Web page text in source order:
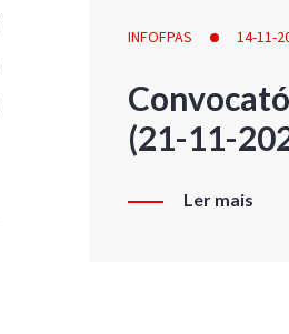
INFOFPAS 14-11-
(21-11-
Ler mais